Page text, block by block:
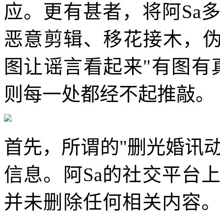
应。更有甚者，将阿Sa
恶意剪辑、移花接木，
图让谣言看起来"有图
则每一处都经不起推敲。
首先，所谓的"删光婚讯
信息。阿Sa的社交平台
并未删除任何相关内容